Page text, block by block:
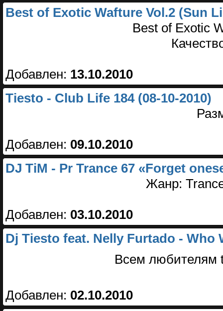
Best of Exotic Wafture Vol.2 (Sun
Best of Exotic
Добавлен: 13.10.2010
Tiesto - Club Life 184 (08-10-2010)
Добавлен: 09.10.2010
DJ TiM - Pr Trance 67 «Forget
Жанр:
Добавлен: 03.10.2010
Dj Tiesto feat. Nelly Furtado - Who
Всем любителям
Добавлен: 02.10.2010